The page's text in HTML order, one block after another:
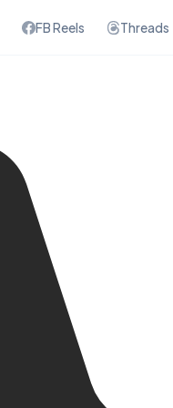
FB Reels Threads